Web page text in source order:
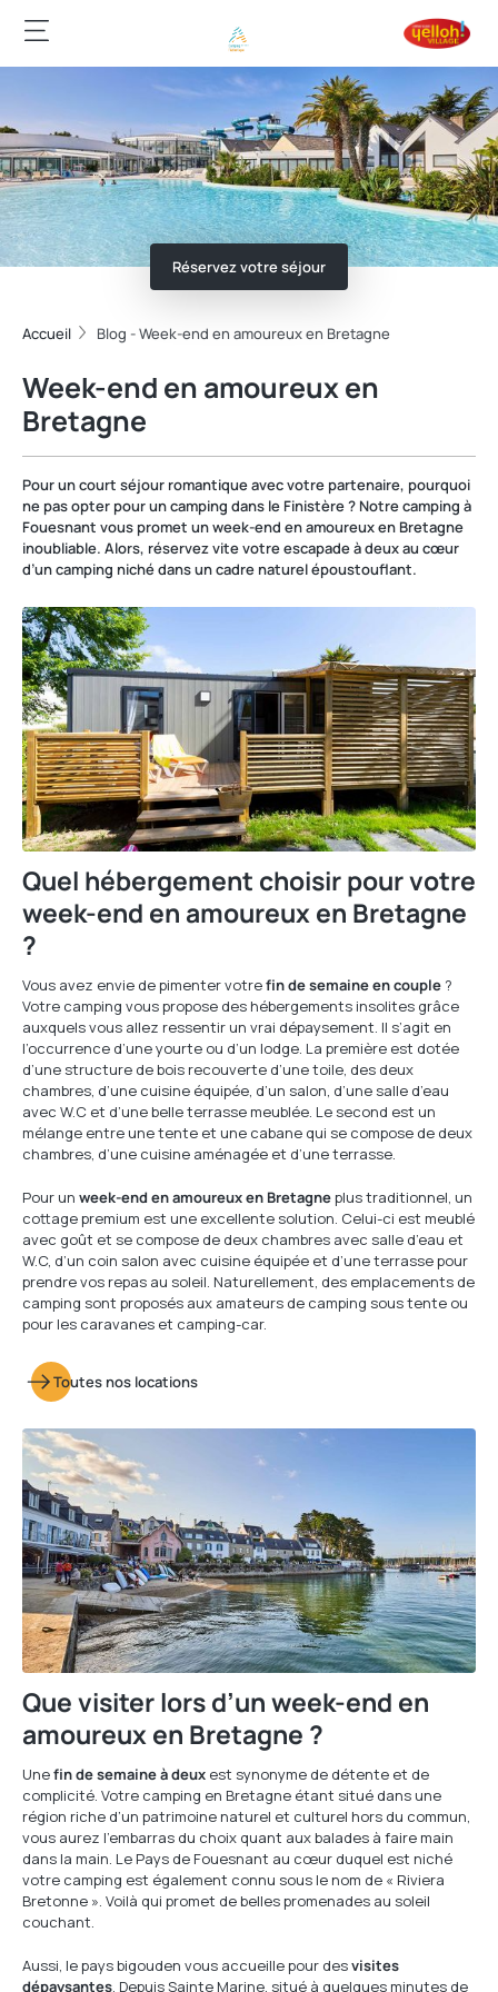
Réservez votre séjour
Accueil Blog - Week-end en amoureux en Bretagne
Week-end en amoureux en
Bretagne
Pour un court séjour romantique avec votre partenaire, pourquoi
ne pas opter pour un camping dans le Finistère ? Notre camping à
Fouesnant vous promet un week-end en amoureux en Bretagne
inoubliable. Alors, réservez vite votre escapade à deux au cœur
d’un camping niché dans un cadre naturel époustouflant.
Quel hébergement choisir pour votre
week-end en amoureux en Bretagne
?
Vous avez envie de pimenter votrefin de semaine en couple ?
Votre camping vous propose des hébergements insolites grâce
auxquels vous allez ressentir un vrai dépaysement. Il s’agit en
l’occurrence d’une yourte ou d’un lodge. La première est dotée
d’une structure de bois recouverte d’une toile, des deux
chambres, d’une cuisine équipée, d’un salon, d’une salle d’eau
avec W.C et d’une belle terrasse meublée. Le second est un
mélange entre une tente et une cabane qui se compose de deux
chambres, d’une cuisine aménagée et d’une terrasse.
Pour un week-end en amoureux en Bretagneplus traditionnel, un
cottage premium est une excellente solution. Celui-ci est meublé
avec goût et se compose de deux chambres avec salle d’eau et
W.C, d’un coin salon avec cuisine équipée et d’une terrasse pour
prendre vos repas au soleil. Naturellement, des emplacements de
camping sont proposés aux amateurs de camping sous tente ou
pour les caravanes et camping-car.
Toutes nos locations
Que visiter lors d’un week-end en
amoureux en Bretagne ?
Unefin de semaine à deux est synonyme de détente et de
complicité. Votre camping en Bretagne étant situé dans une
région riche d’un patrimoine naturel et culturel hors du commun,
vous aurez l’embarras du choix quant aux balades à faire main
dans la main. Le Pays de Fouesnant au cœur duquel est niché
votre camping est également connu sous le nom de « Riviera
Bretonne ». Voilà qui promet de belles promenades au soleil
couchant.
Aussi, le pays bigouden vous accueille pour desvisites
dépaysantes. Depuis Sainte Marine, situé à quelques minutes de